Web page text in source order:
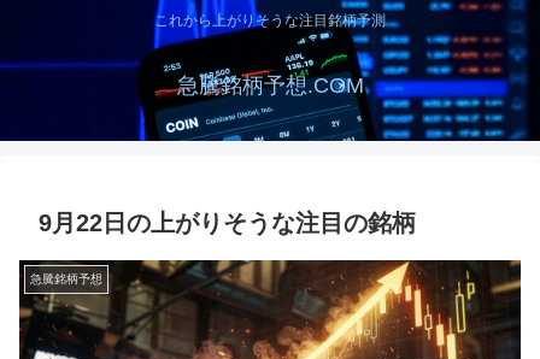
これから上がりそうな注目銘柄予測
急騰銘柄予想.COM
9月22日の上がりそうな注目の銘柄
急騰銘柄予想